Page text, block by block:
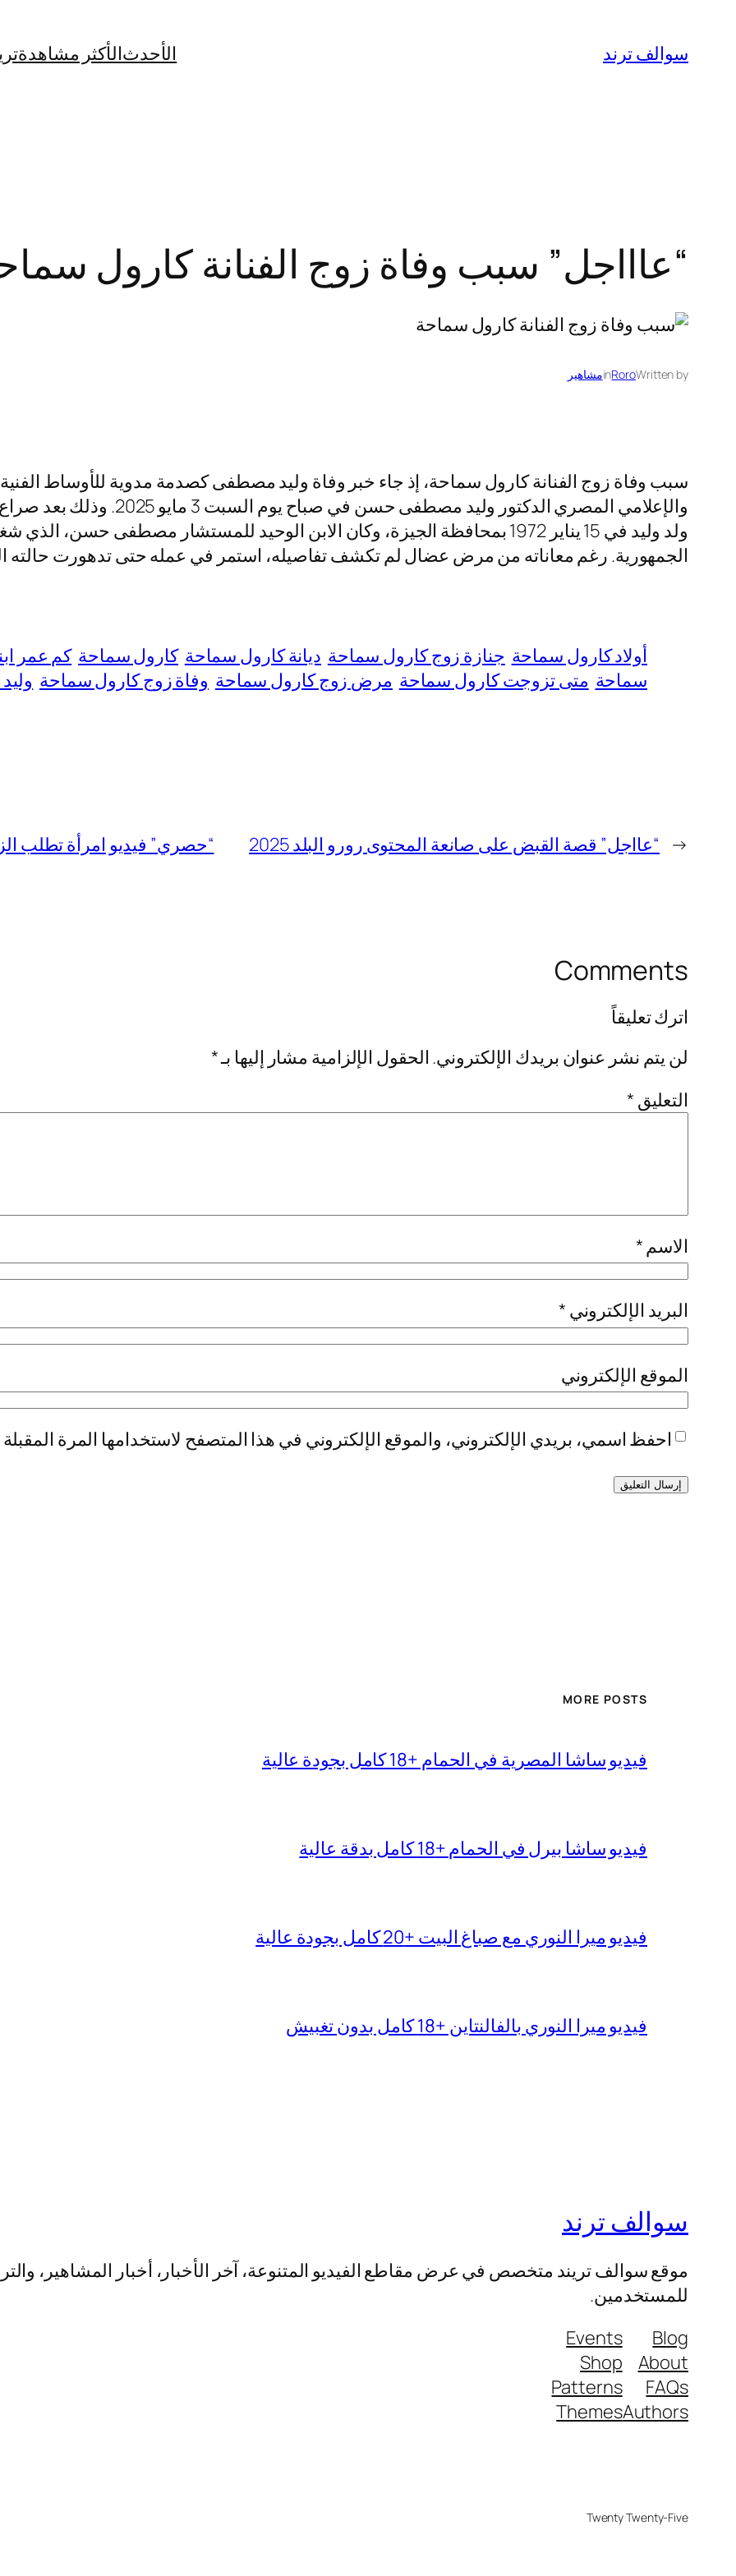
المحتوى
سوالف ترند الأحدثالأكثر مشاهدة
“عاااجل” سبب وفاة زوج الفنانة كارول
Written by
Roro
inمشاهير
سبب وفاة زوج الفنانة كارول سماحة، إذ جاء خبر وفاة وليد مصطفى كصدمة مدوية للأوساط
ولد وليد في 15 يناير 1972 بمحافظة الجيزة، وكان الابن الوحيد للمستشار مصطفى
الجمهورية. رغم معاناته من مرض عضال لم تكشف تفاصيله، استمر في عمله حتى تدهورت حالته
أولاد كارول سماحة جنازة زوج كارول سماحة ديانة كارول سماحة كارول سماحة كم عمر
سماحة متى تزوجت كارول سماحة مرض زوج كارول سماحة وفاة زوج كارول سماحة
← “عااجل” قصة القبض على صانعة المحتوى رورو البلد 2025 “حصري” فيديو امرأة تطلب
Comments
اترك تعليقاً
لن يتم نشر عنوان بريدك الإلكتروني. الحقول الإلزامية مشار إليها بـ*
التعليق *
الاسم *
البريد الإلكتروني *
الموقع الإلكتروني
احفظ اسمي، بريدي الإلكتروني، والموقع الإلكتروني في هذا المتصفح لاستخدامها المرة
MORE POSTS
فيديو ساشا المصرية في الحمام +18 كامل بجودة عالية
فيديو ساشا بيرل في الحمام +18 كامل بدقة عالية
فيديو ميرا النوري مع صباغ البيت +20 كامل بجودة عالية
فيديو ميرا النوري بالفالنتاين +18 كامل بدون تغبيش
سوالف ترند
موقع سوالف تريند متخصص في عرض مقاطع الفيديو المتنوعة، آخر الأخبار، أخبار المشاهير،
للمستخدمين.
Blog
About
FAQs
Authors
Events
Shop
Patterns
Themes
Twenty Twenty-Five